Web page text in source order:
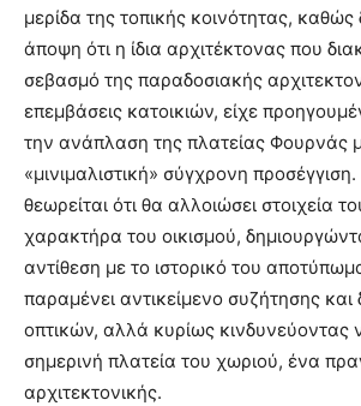
μερίδα της τοπικής κοινότητας, καθώς
άποψη ότι η ίδια αρχιτέκτονας που
σεβασμό της παραδοσιακής
επεμβάσεις κατοικιών, είχε
την ανάπλαση της πλατείας Φουρνάς
«μινιμαλιστική» σύγχρονη
θεωρείται ότι θα αλλοιώσει στοιχεία
χαρακτήρα του οικισμού,
αντίθεση με το ιστορικό του
παραμένει αντικείμενο συζήτησης και
οπτικών, αλλά κυρίως κινδυνεύοντας
σημερινή πλατεία του χωριού, ένα
αρχιτεκτονικής.